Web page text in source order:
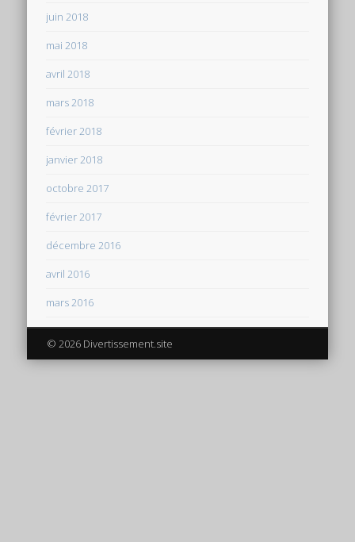
juin 2018
mai 2018
avril 2018
mars 2018
février 2018
janvier 2018
octobre 2017
février 2017
décembre 2016
avril 2016
mars 2016
© 2026 Divertissement.site